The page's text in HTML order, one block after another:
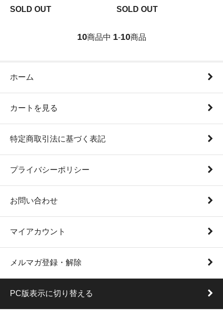
SOLD OUT
SOLD OUT
10商品中 1-10商品
ホーム
カートを見る
特定商取引法に基づく表記
プライバシーポリシー
お問い合わせ
マイアカウント
メルマガ登録・解除
PC版表示に切り替える